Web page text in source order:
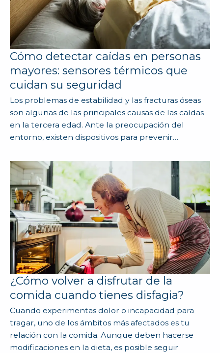
Cómo detectar caídas en personas
mayores: sensores térmicos que
cuidan su seguridad
Los problemas de estabilidad y las fracturas óseas
son algunas de las principales causas de las caídas
en la tercera edad. Ante la preocupación del
entorno, existen dispositivos para prevenir…
¿Cómo volver a disfrutar de la
comida cuando tienes disfagia?
Cuando experimentas dolor o incapacidad para
tragar, uno de los ámbitos más afectados es tu
relación con la comida. Aunque deben hacerse
modificaciones en la dieta, es posible seguir